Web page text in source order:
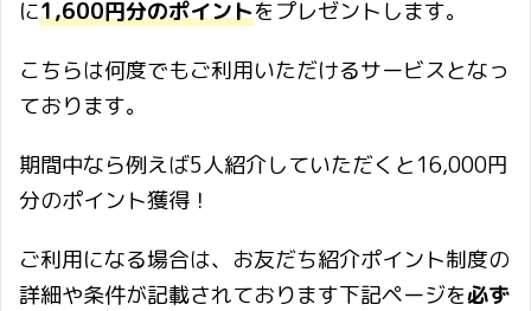
に1,600円分のポイントをプレゼントします。
こちらは何度でもご利用いただけるサービスとなっ
ております。
期間中なら例えば5人紹介していただくと16,000円
分のポイント獲得！
ご利用になる場合は、お友だち紹介ポイント制度の
詳細や条件が記載されております下記ページを必ず